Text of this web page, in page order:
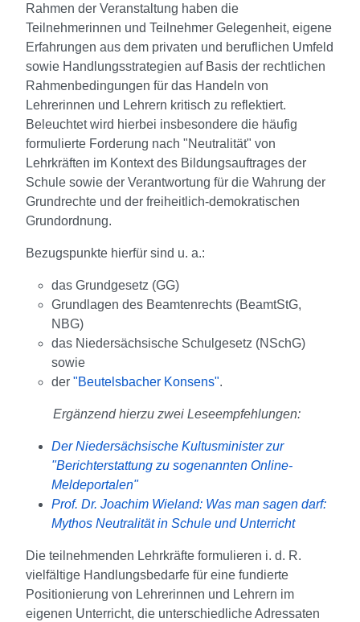
Rahmen der Veranstaltung haben die
Teilnehmerinnen und Teilnehmer Gelegenheit, eigene
Erfahrungen aus dem privaten und beruflichen Umfeld
sowie Handlungsstrategien auf Basis der rechtlichen
Rahmenbedingungen für das Handeln von
Lehrerinnen und Lehrern kritisch zu reflektiert.
Beleuchtet wird hierbei insbesondere die häufig
formulierte Forderung nach "Neutralität" von
Lehrkräften im Kontext des Bildungsauftrages der
Schule sowie der Verantwortung für die Wahrung der
Grundrechte und der freiheitlich-demokratischen
Grundordnung.
Bezugspunkte hierfür sind u. a.:
das Grundgesetz (GG)
Grundlagen des Beamtenrechts (BeamtStG,
NBG)
das Niedersächsische Schulgesetz (NSchG)
sowie
der "Beutelsbacher Konsens".
Ergänzend hierzu zwei Leseempfehlungen:
Der Niedersächsische Kultusminister zur
"Berichterstattung zu sogenannten Online-
Meldeportalen"
Prof. Dr. Joachim Wieland: Was man sagen darf:
Mythos Neutralität in Schule und Unterricht
Die teilnehmenden Lehrkräfte formulieren i. d. R.
vielfältige Handlungsbedarfe für eine fundierte
Positionierung von Lehrerinnen und Lehrern im
eigenen Unterricht, die unterschiedliche Adressaten